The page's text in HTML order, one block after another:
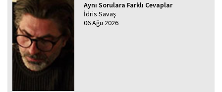
Aynı Sorulara Farklı Cevaplar
İdris Savaş
06 Ağu 2026